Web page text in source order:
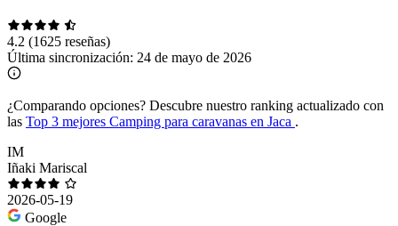
4.2 (1625 reseñas)
Última sincronización: 24 de mayo de 2026
¿Comparando opciones? Descubre nuestro ranking actualizado con
las Top 3 mejores Camping para caravanas en Jaca .
IM
Iñaki Mariscal
2026-05-19
Google